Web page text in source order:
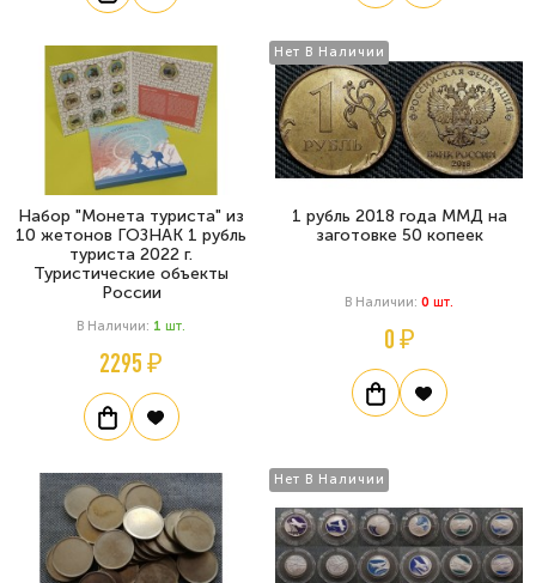
Набор "Монета туриста" из
10 жетонов ГОЗНАК 1 рубль
туриста 2022 г.
Туристические объекты
России
В Наличии: 1 Шт.
2295 ₽
Нет В Наличии
1 рубль 2018 года ММД на
заготовке 50 копеек
В Наличии: 0 Шт.
0 ₽
Нет В Наличии